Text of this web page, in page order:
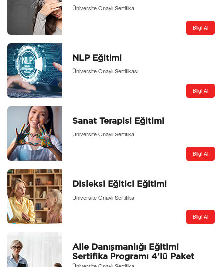
Üniversite Onaylı Sertifika
Bilgi Al
NLP Eğitimi
Üniversite Onaylı Sertifikası
Bilgi Al
Sanat Terapisi Eğitimi
Üniversite Onaylı Sertifika
Bilgi Al
Disleksi Eğitici Eğitimi
Üniversite Onaylı Sertifika
Bilgi Al
Aile Danışmanlığı Eğitimi
Sertifika Programı 4’lü Paket